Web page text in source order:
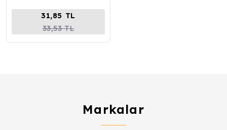
31,85 TL
33,53 TL
Markalar